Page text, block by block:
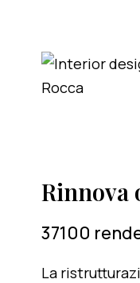
Rinnova
37100
La